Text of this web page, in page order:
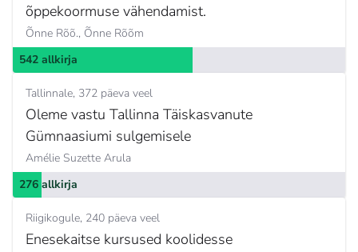
õppekoormuse vähendamist.
Õnne Rõõ., Õnne Rõõm
542 allkirja
Tallinnale 372 päeva veel
Oleme vastu Tallinna Täiskasvanute
Gümnaasiumi sulgemisele
Amélie Suzette Arula
276 allkirja
Riigikogule 240 päeva veel
Enesekaitse kursused koolidesse